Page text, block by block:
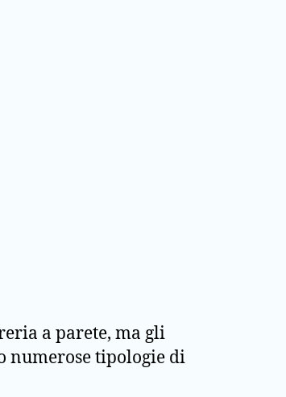
a parete, ma gli
numerose tipologie di